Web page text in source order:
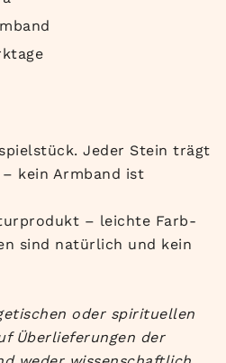
Jeder Stein trägt
kein Armband ist
– leichte Farb-
sind natürlich und kein
oder spirituellen
Überlieferungen der